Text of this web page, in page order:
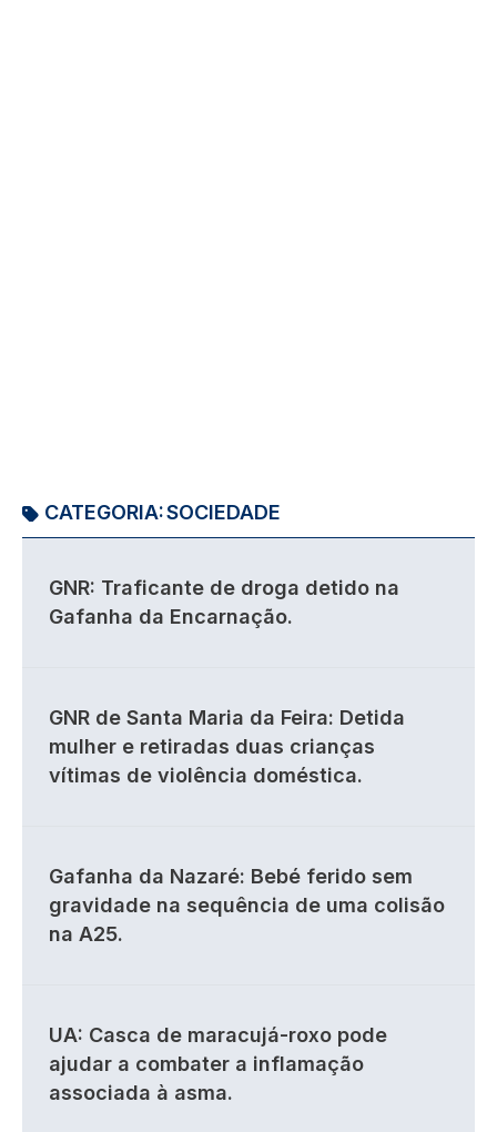
CATEGORIA:SOCIEDADE
GNR: Traficante de droga detido na
Gafanha da Encarnação.
GNR de Santa Maria da Feira: Detida
mulher e retiradas duas crianças
vítimas de violência doméstica.
Gafanha da Nazaré: Bebé ferido sem
gravidade na sequência de uma colisão
na A25.
UA: Casca de maracujá-roxo pode
ajudar a combater a inflamação
associada à asma.